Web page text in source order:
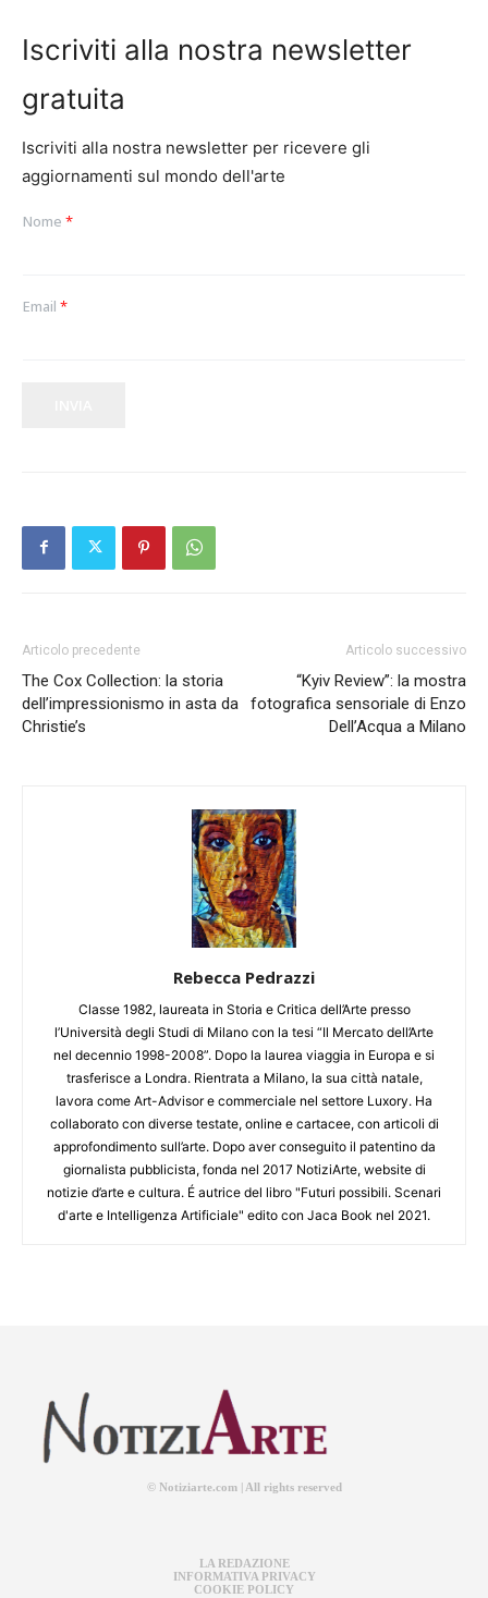
Iscriviti alla nostra newsletter
gratuita
Iscriviti alla nostra newsletter per ricevere gli
aggiornamenti sul mondo dell'arte
Nome *
Email *
Articolo precedente
The Cox Collection: la storia
dell’impressionismo in asta da
Christie’s
Articolo successivo
“Kyiv Review”: la mostra
fotografica sensoriale di Enzo
Dell’Acqua a Milano
Rebecca Pedrazzi
Classe 1982, laureata in Storia e Critica dell’Arte presso
l’Università degli Studi di Milano con la tesi “Il Mercato dell’Arte
nel decennio 1998-2008”. Dopo la laurea viaggia in Europa e si
trasferisce a Londra. Rientrata a Milano, la sua città natale,
lavora come Art-Advisor e commerciale nel settore Luxory. Ha
collaborato con diverse testate, online e cartacee, con articoli di
approfondimento sull’arte. Dopo aver conseguito il patentino da
giornalista pubblicista, fonda nel 2017 NotiziArte, website di
notizie d’arte e cultura. É autrice del libro "Futuri possibili. Scenari
d'arte e Intelligenza Artificiale" edito con Jaca Book nel 2021.
© Notiziarte.com | All rights reserved
LA REDAZIONE
INFORMATIVA PRIVACY
COOKIE POLICY